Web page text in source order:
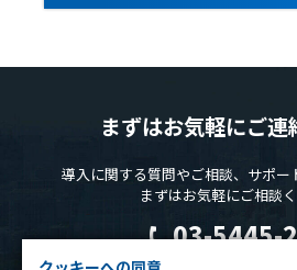
まずはお気軽にご連
導入に関する質問やご相談、サポー
まずはお気軽にご相談く
03-5445-
お客様が当サイトを訪れると、ブラウザに情
は通常ありませんが、Web サイトのパーソ
Cookie については有効化を拒否できるよう
クリックすることで、それらの Cookie に関
た場合、サイトの利用やサービスの利用に影
細情報
不可欠な Cookie